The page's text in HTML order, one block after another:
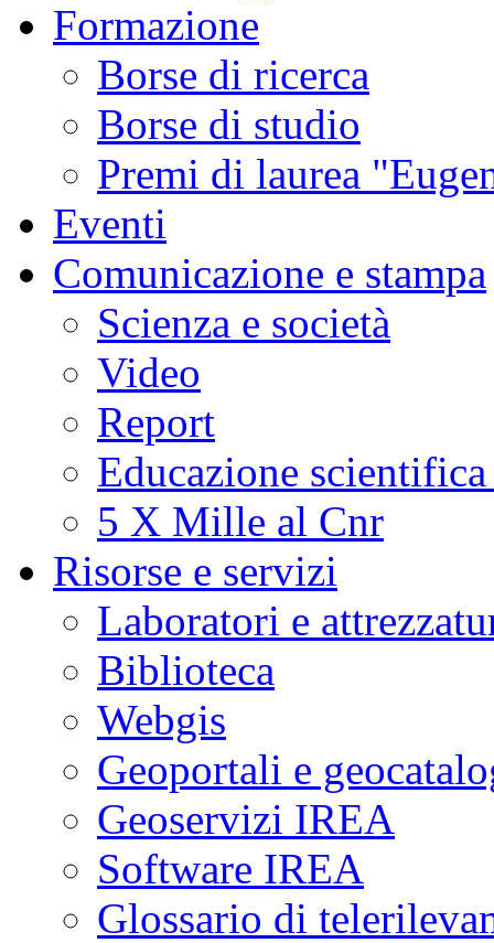
Formazione
Borse di ricerca
Borse di studio
Premi di laurea
Eventi
Comunicazione e stampa
Scienza e società
Video
Report
Educazione
5 X Mille al Cnr
Risorse e servizi
Laboratori e
Biblioteca
Webgis
Geoportali e
Geoservizi IREA
Software IREA
Glossario di